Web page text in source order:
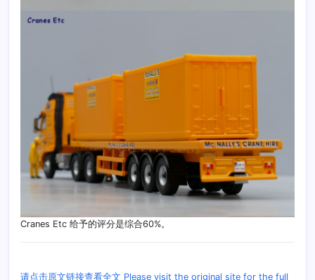
Cranes Etc 给予的评分是综合60%。
请点击原文链接查看全文 Please visit the original site for the full